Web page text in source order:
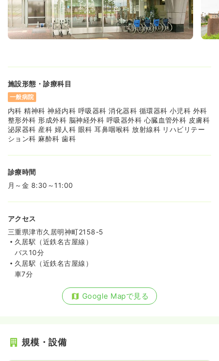
施設形態・診療科目
一般病院
内科 精神科 神経内科 呼吸器科 消化器科 循環器科 小児科 外科
整形外科 形成外科 脳神経外科 呼吸器外科 心臓血管外科 皮膚科
泌尿器科 産科 婦人科 眼科 耳鼻咽喉科 放射線科 リハビリテー
ション科 麻酔科 歯科
診療時間
月～金 8:30～11:00
アクセス
三重県津市久居明神町2158-5
久居駅（近鉄名古屋線）
バス10分
久居駅（近鉄名古屋線）
車7分
Google Mapで見る
規模・設備